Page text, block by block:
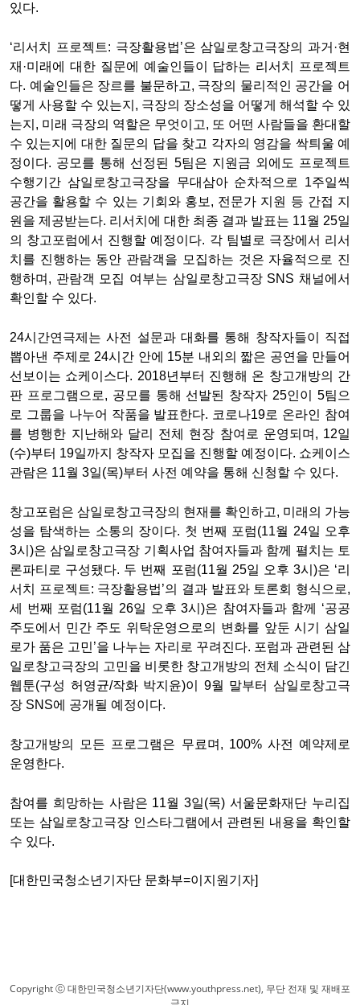
있다.
‘리서치 프로젝트: 극장활용법’은 삼일로창고극장의 과거·현
재·미래에 대한 질문에 예술인들이 답하는 리서치 프로젝트
다. 예술인들은 장르를 불문하고, 극장의 물리적인 공간을 어
떻게 사용할 수 있는지, 극장의 장소성을 어떻게 해석할 수 있
는지, 미래 극장의 역할은 무엇이고, 또 어떤 사람들을 환대할
수 있는지에 대한 질문의 답을 찾고 각자의 영감을 싹틔울 예
정이다. 공모를 통해 선정된 5팀은 지원금 외에도 프로젝트
수행기간 삼일로창고극장을 무대삼아 순차적으로 1주일씩
공간을 활용할 수 있는 기회와 홍보, 전문가 지원 등 간접 지
원을 제공받는다. 리서치에 대한 최종 결과 발표는 11월 25일
의 창고포럼에서 진행할 예정이다. 각 팀별로 극장에서 리서
치를 진행하는 동안 관람객을 모집하는 것은 자율적으로 진
행하며, 관람객 모집 여부는 삼일로창고극장 SNS 채널에서
확인할 수 있다.
24시간연극제는 사전 설문과 대화를 통해 창작자들이 직접
뽑아낸 주제로 24시간 안에 15분 내외의 짧은 공연을 만들어
선보이는 쇼케이스다. 2018년부터 진행해 온 창고개방의 간
판 프로그램으로, 공모를 통해 선발된 창작자 25인이 5팀으
로 그룹을 나누어 작품을 발표한다. 코로나19로 온라인 참여
를 병행한 지난해와 달리 전체 현장 참여로 운영되며, 12일
(수)부터 19일까지 창작자 모집을 진행할 예정이다. 쇼케이스
관람은 11월 3일(목)부터 사전 예약을 통해 신청할 수 있다.
창고포럼은 삼일로창고극장의 현재를 확인하고, 미래의 가능
성을 탐색하는 소통의 장이다. 첫 번째 포럼(11월 24일 오후
3시)은 삼일로창고극장 기획사업 참여자들과 함께 펼치는 토
론파티로 구성됐다. 두 번째 포럼(11월 25일 오후 3시)은 ‘리
서치 프로젝트: 극장활용법’의 결과 발표와 토론회 형식으로,
세 번째 포럼(11월 26일 오후 3시)은 참여자들과 함께 ‘공공
주도에서 민간 주도 위탁운영으로의 변화를 앞둔 시기 삼일
로가 품은 고민’을 나누는 자리로 꾸려진다. 포럼과 관련된 삼
일로창고극장의 고민을 비롯한 창고개방의 전체 소식이 담긴
웹툰(구성 허영균/작화 박지윤)이 9월 말부터 삼일로창고극
장 SNS에 공개될 예정이다.
창고개방의 모든 프로그램은 무료며, 100% 사전 예약제로
운영한다.
참여를 희망하는 사람은 11월 3일(목) 서울문화재단 누리집
또는 삼일로창고극장 인스타그램에서 관련된 내용을 확인할
수 있다.
[대한민국청소년기자단 문화부=이지원기자]
Copyright ⓒ 대한민국청소년기자단(www.youthpress.net), 무단 전재 및 재배포